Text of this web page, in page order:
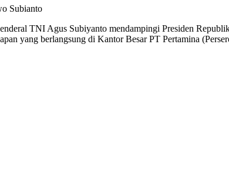
Subianto
TNI Agus Subiyanto mendampingi Presiden
yang berlangsung di Kantor Besar PT Pertamina